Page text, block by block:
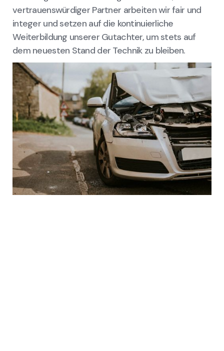
vertrauenswürdiger Partner arbeiten wir fair und
integer und setzen auf die kontinuierliche
Weiterbildung unserer Gutachter, um stets auf
dem neuesten Stand der Technik zu bleiben.